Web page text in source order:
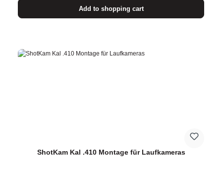
Add to shopping cart
ShotKam Kal .410 Montage für Laufkameras